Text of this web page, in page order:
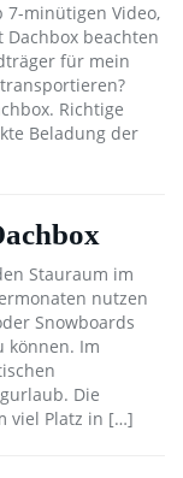
7-minütigen Video,
beachten
für mein
Richtige
Beladung der
Stauraum im
nutzen
Snowboards
können. Im
Die
viel Platz in […]